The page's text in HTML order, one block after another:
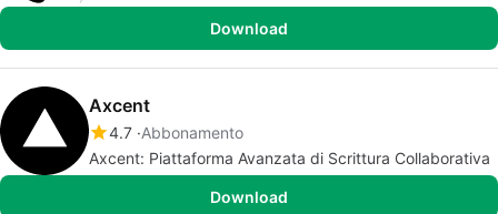
Download
Axcent
4.7 Abbonamento
Axcent: Piattaforma Avanzata di Scrittura Collaborativa
Download